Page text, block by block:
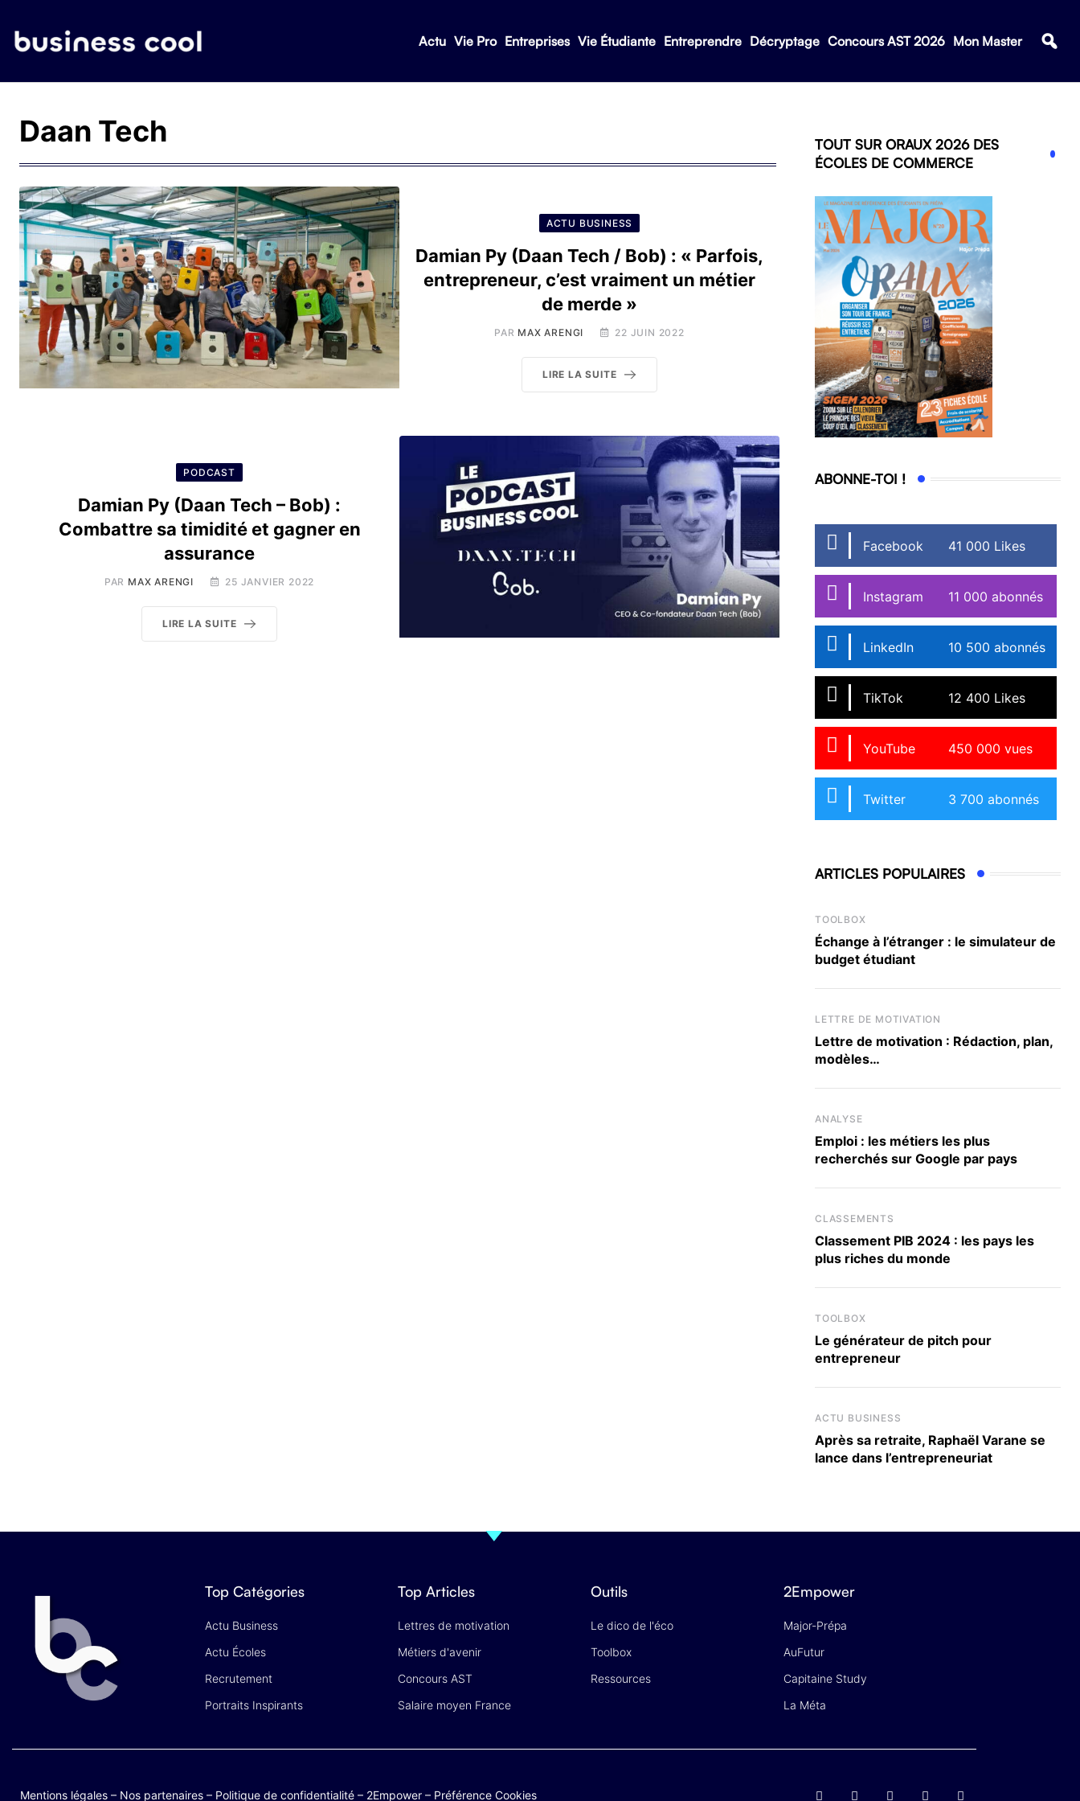
Actu Vie Pro Entreprises Vie Étudiante Entreprendre Décryptage Concours AST 2026 Mon Master
Daan Tech
ACTU BUSINESS
Damian Py (Daan Tech / Bob) : « Parfois,
entrepreneur, c’est vraiment un métier
de merde »
PAR MAX ARENGI 22 JUIN 2022
LIRE LA SUITE
PODCAST
Damian Py (Daan Tech – Bob) :
Combattre sa timidité et gagner en
assurance
PAR MAX ARENGI 25 JANVIER 2022
LIRE LA SUITE
TOUT SUR ORAUX 2026 DES
ÉCOLES DE COMMERCE
ABONNE-TOI !
Facebook 41 000 Likes
Instagram 11 000 abonnés
LinkedIn 10 500 abonnés
TikTok 12 400 Likes
YouTube 450 000 vues
Twitter 3 700 abonnés
ARTICLES POPULAIRES
TOOLBOX
Échange à l’étranger : le simulateur de
budget étudiant
LETTRE DE MOTIVATION
Lettre de motivation : Rédaction, plan,
modèles…
ANALYSE
Emploi : les métiers les plus
recherchés sur Google par pays
CLASSEMENTS
Classement PIB 2024 : les pays les
plus riches du monde
TOOLBOX
Le générateur de pitch pour
entrepreneur
ACTU BUSINESS
Après sa retraite, Raphaël Varane se
lance dans l’entrepreneuriat
Top Catégories
Actu Business
Actu Écoles
Recrutement
Portraits Inspirants
Top Articles
Lettres de motivation
Métiers d'avenir
Concours AST
Salaire moyen France
Outils
Le dico de l'éco
Toolbox
Ressources
2Empower
Major-Prépa
AuFutur
Capitaine Study
La Méta
Mentions légales – Nos partenaires – Politique de confidentialité – 2Empower – Préférence Cookies